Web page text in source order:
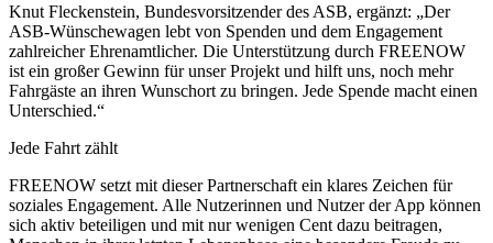
Knut Fleckenstein, Bundesvorsitzender des ASB, ergänzt: „Der
ASB-Wünschewagen lebt von Spenden und dem Engagement
zahlreicher Ehrenamtlicher. Die Unterstützung durch FREENOW
ist ein großer Gewinn für unser Projekt und hilft uns, noch mehr
Fahrgäste an ihren Wunschort zu bringen. Jede Spende macht einen
Unterschied.“
Jede Fahrt zählt
FREENOW setzt mit dieser Partnerschaft ein klares Zeichen für
soziales Engagement. Alle Nutzerinnen und Nutzer der App können
sich aktiv beteiligen und mit nur wenigen Cent dazu beitragen,